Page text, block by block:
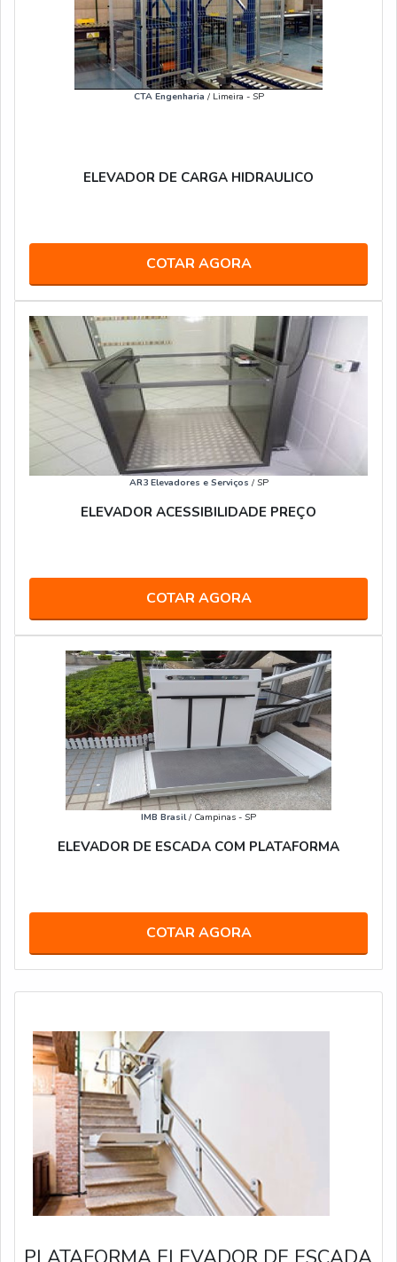
CTA Engenharia / Limeira - SP
ELEVADOR DE CARGA HIDRAULICO
COTAR AGORA
AR3 Elevadores e Serviços / SP
ELEVADOR ACESSIBILIDADE PREÇO
COTAR AGORA
IMB Brasil/ Campinas - SP
ELEVADOR DE ESCADA COM PLATAFORMA
COTAR AGORA